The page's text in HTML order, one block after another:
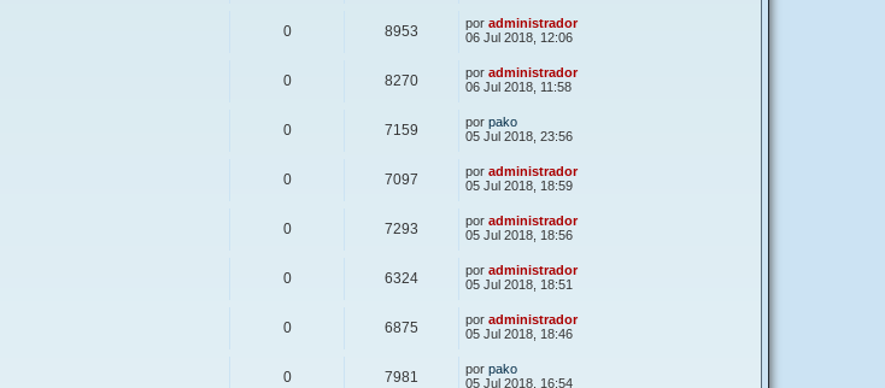
0 8953 por administrador
06 Jul 2018, 12:06
0 8270 por administrador
06 Jul 2018, 11:58
0 7159 por pako
05 Jul 2018, 23:56
0 7097 por administrador
05 Jul 2018, 18:59
0 7293 por administrador
05 Jul 2018, 18:56
0 6324 por administrador
05 Jul 2018, 18:51
0 6875 por administrador
05 Jul 2018, 18:46
0 7981 por pako
05 Jul 2018, 16:54